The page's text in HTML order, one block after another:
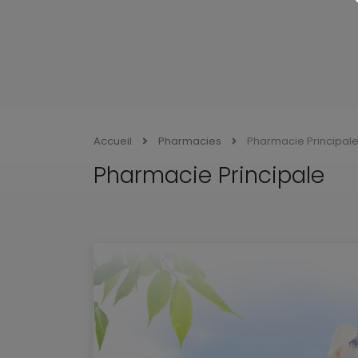
Accueil Pharmacies Pharmacie Principale
Pharmacie Principale